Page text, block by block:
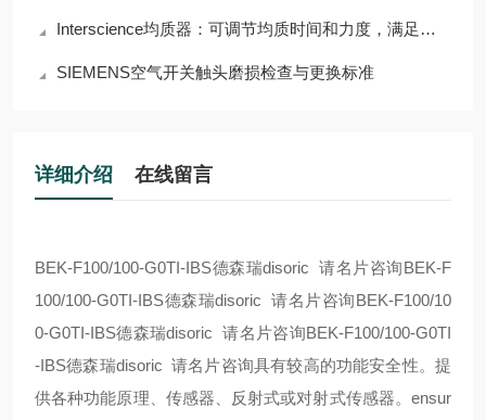
Interscience均质器：可调节均质时间和力度，满足多样需求
SIEMENS空气开关触头磨损检查与更换标准
详细介绍 在线留言
BEK-F100/100-G0TI-IBS德森瑞disoric 请名片咨询BEK-F
100/100-G0TI-IBS德森瑞disoric 请名片咨询BEK-F100/10
0-G0TI-IBS德森瑞disoric 请名片咨询BEK-F100/100-G0TI
-IBS德森瑞disoric 请名片咨询具有较高的功能安全性。提
供各种功能原理、传感器、反射式或对射式传感器。 ensur